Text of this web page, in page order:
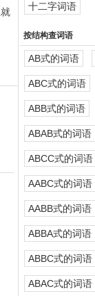
十二字词语
按结构查词语
AB式的词语
ABC式的词语
ABB式的词语
ABAB式的词语
ABCC式的词语
AABC式的词语
AABB式的词语
ABBA式的词语
ABBC式的词语
ABAC式的词语